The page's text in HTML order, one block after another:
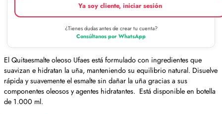
Ya soy cliente, iniciar sesión
¿Tienes dudas antes de crear tu cuenta?
Consúltanos por WhatsApp
El Quitaesmalte oleoso Ufaes está formulado con ingredientes que
suavizan e hidratan la uña, manteniendo su equilibrio natural. Disuelve
rápida y suavemente el esmalte sin dañar la uña gracias a sus
componentes oleosos y agentes hidratantes. Está disponible en botella
de 1.000 ml.